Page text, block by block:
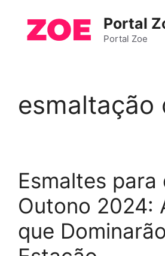
Portal
Portal Zoe
esmaltação
Esmaltes para
Outono 2024:
que